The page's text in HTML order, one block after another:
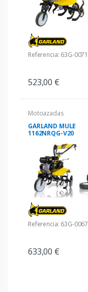
Referencia: 63G-0071
523,00 €
Motoazadas
GARLAND MULE
1162NRQG-V20
Referencia: 63G-0067
633,00 €